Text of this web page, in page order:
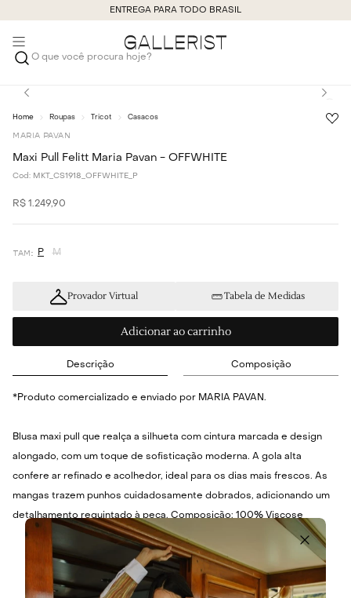
ENTREGA PARA TODO BRASIL
O que você procura hoje?
Roupas Tricot Casacos
MARIA PAVAN
Maxi Pull Felitt Maria Pavan - OFFWHITE
Cod: MKT_CS1918_OFFWHITE_P
R$ 1 .249,90
P M
Provador Virtual Tabela de Medidas
Adicionar ao carrinho
Descrição Composição
*Produto comercializado e enviado por MARIA PAVAN.
Blusa maxi pull que realça a silhueta com cintura marcada e design
alongado, com um toque de sofisticação moderna. A gola alta
confere ar refinado e acolhedor, ideal para os dias mais frescos. As
mangas trazem punhos cuidadosamente dobrados, adicionando um
detalhamento requintado à peça. Composição: 100% Viscose